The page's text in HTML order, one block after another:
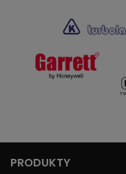
PRODUKTY